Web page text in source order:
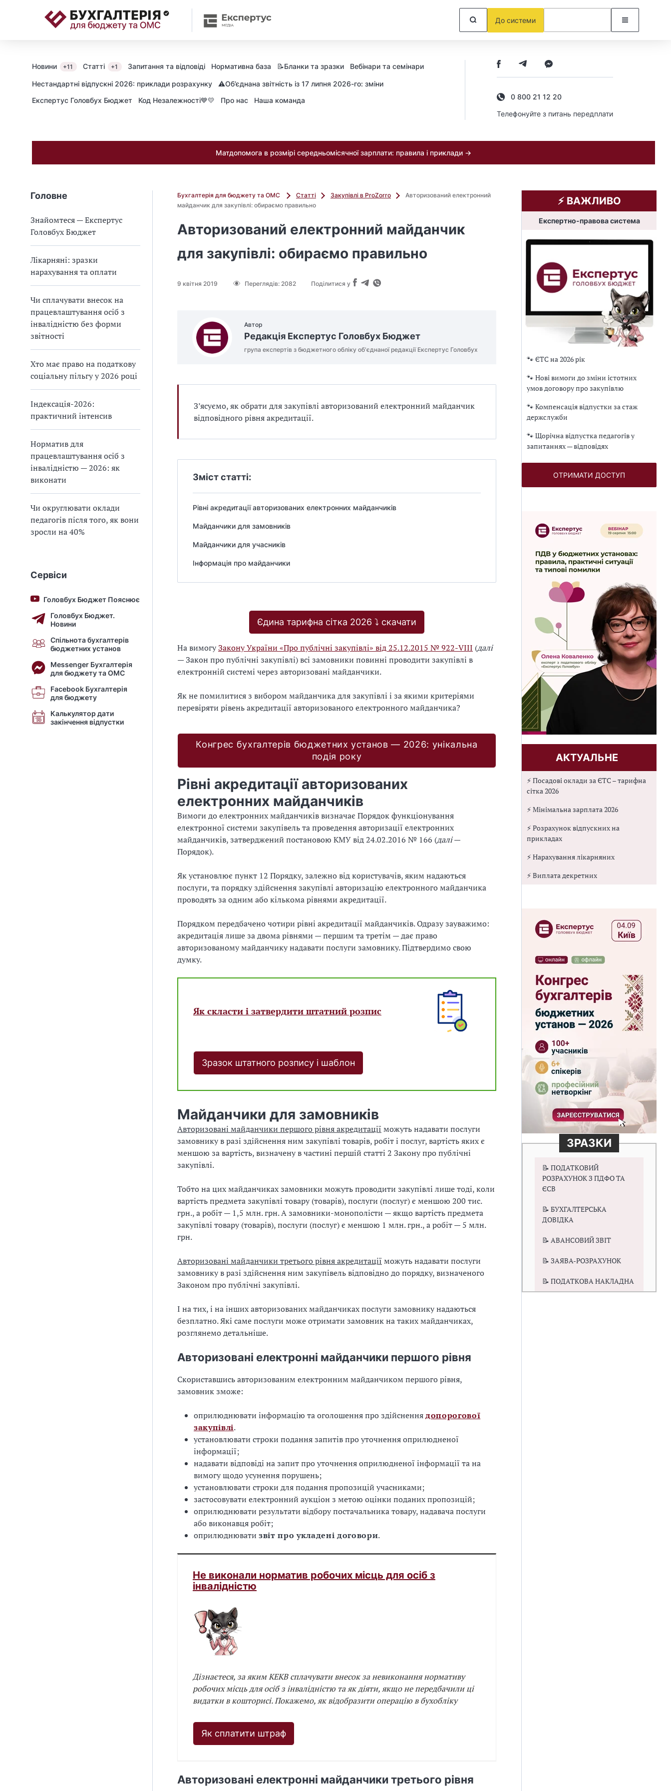
До системи
Новини +11 Статті +1 Запитання та відповіді Нормативна база 📝Бланки та зразки Вебінари та семінари
Нестандартні відпускні 2026: приклади розрахунку
⚠️Об’єднана звітність із 17 липня 2026-го: зміни
Експертус Головбух Бюджет
Код Незалежності💙💛 Про нас Наша команда
0 800 21 12 20
Телефонуйте з питань передплати
Матдопомога в розмірі середньомісячної зарплати: правила і приклади →
Головне
Знайомтеся — Експертус
Головбух Бюджет
Лікарняні: зразки
нарахування та оплати
Чи сплачувати внесок на
працевлаштування осіб з
інвалідністю без форми
звітності
Хто має право на податкову
соціальну пільгу у 2026 році
Індексація-2026:
практичний інтенсив
Норматив для
працевлаштування осіб з
інвалідністю — 2026: як
виконати
Чи округлювати оклади
педагогів після того, як вони
зросли на 40%
Сервіси
Головбух Бюджет Пояснює
Головбух Бюджет.
Новини
Спільнота бухгалтерів
бюджетних установ
Messenger Бухгалтерія
для бюджету та ОМС
Facebook Бухгалтерія
для бюджету
Калькулятор дати
закінчення відпустки
Бухгалтерія для бюджету та ОМС Статті Закупівлі в ProZorro
Авторизований електронний
майданчик для закупівлі: обираємо правильно
Авторизований електронний майданчик
для закупівлі: обираємо правильно
9 квітня 2019 Переглядів: 2082 Поділитися у
Автор
Редакція Експертус Головбух Бюджет
група експертів з бюджетного обліку об'єднаної редакції Експертус Головбух
З’ясуємо, як обрати для закупівлі авторизований електронний майданчик
відповідного рівня акредитації.
Зміст статті:
Рівні акредитації авторизованих електронних майданчиків
Майданчики для замовників
Майданчики для учасників
Інформація про майданчики
Єдина тарифна сітка 2026 ⤵️ скачати
На вимогуЗакону України «Про публічні закупівлі» від 25.12.2015 № 922-VIII (далі
— Закон про публічні закупівлі) всі замовники повинні проводити закупівлі в
електронній системі через авторизовані майданчики.
Як не помилитися з вибором майданчика для закупівлі і за якими критеріями
перевіряти рівень акредитації авторизованого електронного майданчика?
Конгрес бухгалтерів бюджетних установ — 2026: унікальна
подія року
Рівні акредитації авторизованих
електронних майданчиків
Вимоги до електронних майданчиків визначає Порядок функціонування
електронної системи закупівель та проведення авторизації електронних
майданчиків, затверджений постановою КМУ від 24.02.2016 № 166 (далі—
Порядок).
Як установлює пункт 12 Порядку, залежно від користувачів, яким надаються
послуги, та порядку здійснення закупівлі авторизацію електронного майданчика
проводять за одним або кількома рівнями акредитації.
Порядком передбачено чотири рівні акредитації майданчиків. Одразу зауважимо:
акредитація лише за двома рівнями — першим та третім — дає право
авторизованому майданчику надавати послуги замовнику. Підтвердимо свою
думку.
Як скласти і затвердити штатний розпис
Зразок штатного розпису і шаблон
Майданчики для замовників
Авторизовані майданчики першого рівня акредитації можуть надавати послуги
замовнику в разі здійснення ним закупівлі товарів, робіт і послуг, вартість яких є
меншою за вартість, визначену в частині першій статті 2 Закону про публічні
закупівлі.
Тобто на цих майданчиках замовники можуть проводити закупівлі лише тоді, коли
вартість предмета закупівлі товару (товарів), послуги (послуг) є меншою 200 тис.
грн., а робіт — 1,5 млн. грн. А замовники-монополісти — якщо вартість предмета
закупівлі товару (товарів), послуги (послуг) є меншою 1 млн. грн., а робіт — 5 млн.
грн.
Авторизовані майданчики третього рівня акредитації можуть надавати послуги
замовнику в разі здійснення ним закупівель відповідно до порядку, визначеного
Законом про публічні закупівлі.
І на тих, і на інших авторизованих майданчиках послуги замовнику надаються
безплатно. Які саме послуги може отримати замовник на таких майданчиках,
розглянемо детальніше.
Авторизовані електронні майданчики першого рівня
Скориставшись авторизованим електронним майданчиком першого рівня,
замовник зможе:
оприлюднювати інформацію та оголошення про здійсненнядопорогової
закупівлі.
установлювати строки подання запитів про уточнення оприлюдненої
інформації;
надавати відповіді на запит про уточнення оприлюдненої інформації та на
вимогу щодо усунення порушень;
установлювати строки для подання пропозицій учасниками;
застосовувати електронний аукціон з метою оцінки поданих пропозицій;
оприлюднювати результати відбору постачальника товару, надавача послуги
або виконавця робіт;
оприлюднювати звіт про укладені договори.
Не виконали норматив робочих місць для осіб з
інвалідністю
Дізнаєтеся, за яким КЕКВ сплачувати внесок за невиконання нормативу
робочих місць для осіб з інвалідністю та як діяти, якщо не передбачили ці
видатки в кошторисі. Покажемо, як відобразити операцію в бухобліку
Як сплатити штраф
Авторизовані електронні майданчики третього рівня
⚡️ ВАЖЛИВО
Експертно-правова система
🐾 ЄТС на 2026 рік
🐾 Нові вимоги до зміни істотних
умов договору про закупівлю
🐾 Компенсація відпустки за стаж
держслужби
🐾 Щорічна відпустка педагогів у
запитаннях — відповідях
ОТРИМАТИ ДОСТУП
АКТУАЛЬНЕ
⚡ Посадові оклади за ЄТС – тарифна
сітка 2026
⚡ Мінімальна зарплата 2026
⚡ Розрахунок відпускних на
прикладах
⚡ Нарахування лікарняних
⚡ Виплата декретних
ЗРАЗКИ
📝 ПОДАТКОВИЙ
РОЗРАХУНОК З ПДФО ТА
ЄСВ
📝 БУХГАЛТЕРСЬКА
ДОВІДКА
📝 АВАНСОВИЙ ЗВІТ
📝 ЗАЯВА-РОЗРАХУНОК
📝 ПОДАТКОВА НАКЛАДНА